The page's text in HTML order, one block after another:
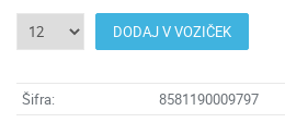
DODAJ V VOZIČEK
Šifra: 8581190009797